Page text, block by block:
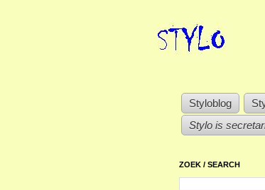
Styloblog
Stylo is
ZOEK / SEARCH